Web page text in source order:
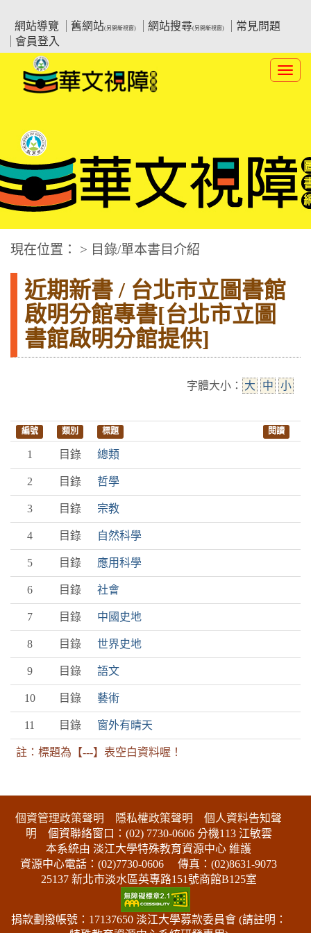
要
網站導覽
舊網站(另開新視窗) 網站搜尋(另開新視窗)
常見問題
會員登入
:::中央區塊
華文視障電子圖書網
現在位置： > 目錄/單本書目介紹
近期新書 / 台北市立圖書館
啟明分館專書[台北市立圖
書館啟明分館提供]
字體大小： 大 中 小
編號 類別 標題 閱讀
1 目錄 總類
2 目錄 哲學
3 目錄 宗教
4 目錄 自然科學
5 目錄 應用科學
6 目錄 社會
7 目錄 中國史地
8 目錄 世界史地
9 目錄 語文
10 目錄 藝術
11 目錄 窗外有晴天
註：標題為【---】表空白資料喔！
個資管理政策聲明 隱私權政策聲明
個人資料告知聲
明 個資聯絡窗口：(02) 7730-0606 分機113 江敏雲
本系統由 淡江大學特殊教育資源中心 維護
資源中心電話：(02)7730-0606
傳真：(02)8631-9073
25137 新北市淡水區英專路151號商館B125室
捐款劃撥帳號：17137650 淡江大學募款委員會 (請註明：